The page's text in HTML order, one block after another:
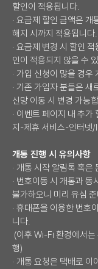
할인이 적용됩니다.
· 요금제 할인 금액은
해지 시까지 적용됩니다.
· 요금제 변경 시 할인
인이 적용되지 않을 수
· 가입 신청이 많을 경
· 기존 가입자 분들은
신망 이동 시 변경 가능
· 이벤트 페이지 내 추가
지-제휴 서비스-인터넷/
개통 진행 시 유의사항
· 개통 시작 알림톡 혹
· 번호이동 시 개통과 동
불가하오니 미리 유심
· 휴대폰을 이용한 번호
니다.
(이후 Wi-Fi 환경에서는
행)
· 개통 요청은 택배로